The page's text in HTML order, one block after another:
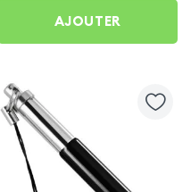
AJOUTER